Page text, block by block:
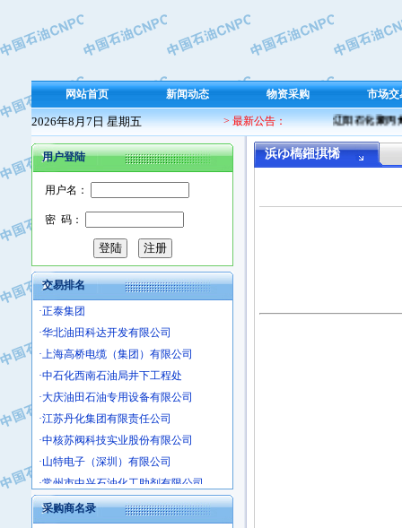
网站首页 新闻动态 物资采购 市场交
2026年8月7日 星期五 > 最新公告： 辽阳石化聚丙烯
用户登陆
用户名：
密 码：
交易排名
·保定北奥石油物探特种车辆制造有限
·盘锦辽河油田天意石油装备有限公司
·沧州市电气控制设备厂
·中船重工中南装备有限责任公司
·南石力天传动件有限公司
·浙江瑞普环境技术有限公司
·华北石油新大禹环保设备有限公司
·河北翼凌机械制造总厂
·萍乡市庞泰化工填料有限公司
·上海宝钢商贸有限公司
·辽河石油勘探局总机械厂
·正泰集团
·华北油田科达开发有限公司
·上海高桥电缆（集团）有限公司
·中石化西南石油局井下工程处
·大庆油田石油专用设备有限公司
·江苏丹化集团有限责任公司
·中核苏阀科技实业股份有限公司
·山特电子（深圳）有限公司
·常州市中兴石油化工助剂有限公司
·姜堰市三联助剂有限公司
·四川中光高技术研究所有限责任公司
采购商名录
浜ゆ槗鎺掑悕